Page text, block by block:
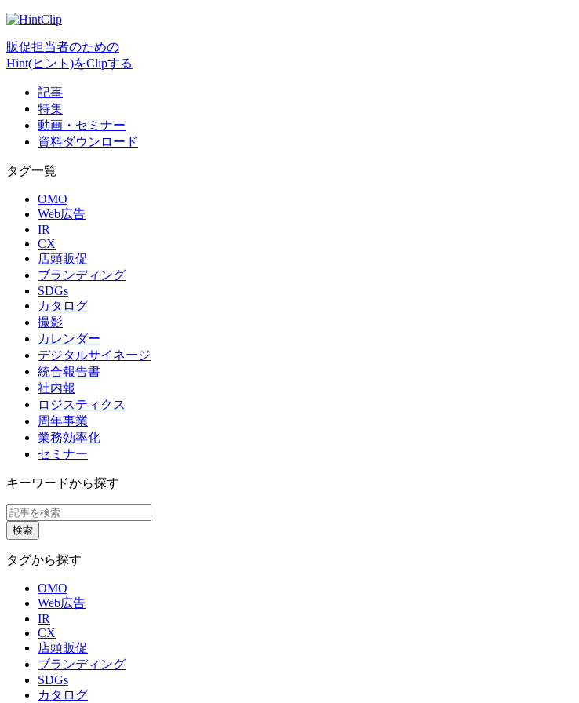
販促担当者のための
Hint(ヒント)をClipする
記事
特集
動画・セミナー
資料ダウンロード
タグ一覧
OMO
Web広告
IR
CX
店頭販促
ブランディング
SDGs
カタログ
撮影
カレンダー
デジタルサイネージ
統合報告書
社内報
ロジスティクス
周年事業
業務効率化
セミナー
キーワードから探す
タグから探す
OMO
Web広告
IR
CX
店頭販促
ブランディング
SDGs
カタログ